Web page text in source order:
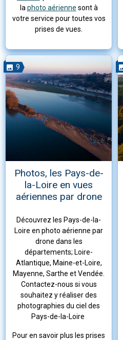
la photo aérienne sont à
votre service pour toutes vos
prises de vues.
9
Photos, les Pays-de-
la-Loire en vues
aériennes par drone
Découvrez les Pays-de-la-
Loire en photo aérienne par
drone dans les
départements; Loire-
Atlantique, Maine-et-Loire,
Mayenne, Sarthe et Vendée.
Contactez-nous si vous
souhaitez y réaliser des
photographies du ciel des
Pays-de-la-Loire
Pour en savoir plus les prises